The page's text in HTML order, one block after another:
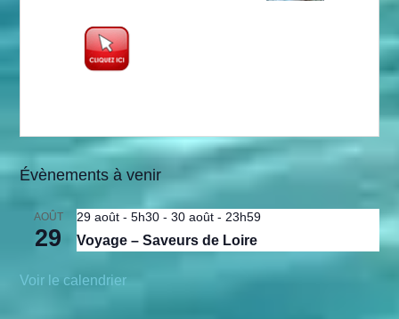
Évènements à venir
AOÛT
29
29 août - 5h30 -30 août - 23h59
Voyage – Saveurs de Loire
Voir le calendrier